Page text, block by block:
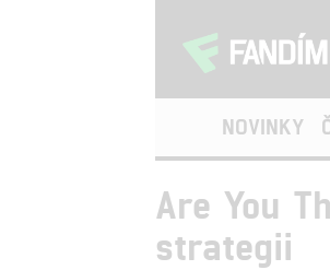
NOVINKY
Are You
strategii